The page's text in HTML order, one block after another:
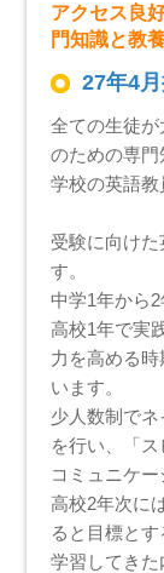
アクセス良
門知識と教
27年4
全ての生徒
のための専
学校の英語教
受験に向け
す。
中学1年から
高校1年で実
力を高める
います。
少人数制で
を行い、「
コミュニケー
高校2年次に
ると目標と
学習してき